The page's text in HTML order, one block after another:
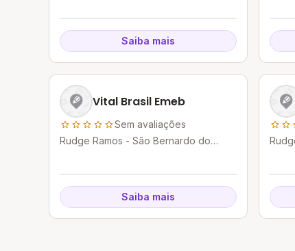
Saiba mais
Vital Brasil Emeb
Sem avaliações
Rudge Ramos - São Bernardo do
Saiba mais